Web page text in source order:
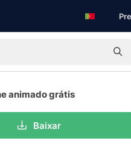
animado grátis
Baixar